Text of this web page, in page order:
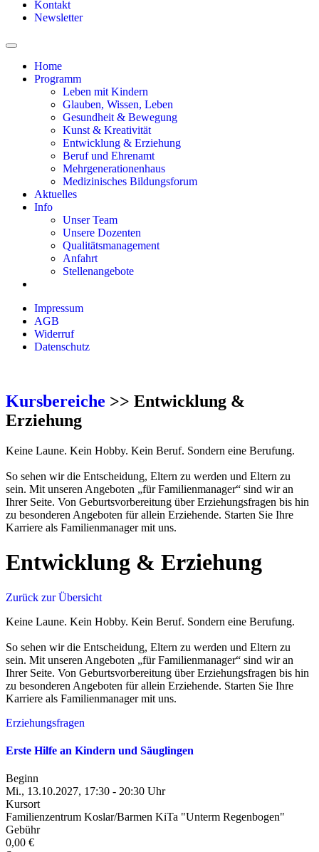
Kontakt
Newsletter
Home
Programm
Leben mit Kindern
Glauben, Wissen, Leben
Gesundheit & Bewegung
Kunst & Kreativität
Entwicklung & Erziehung
Beruf und Ehrenamt
Mehrgenerationenhaus
Medizinisches Bildungsforum
Aktuelles
Info
Unser Team
Unsere Dozenten
Qualitätsmanagement
Anfahrt
Stellenangebote
Impressum
AGB
Widerruf
Datenschutz
Kursbereiche >> Entwicklung &
Erziehung
Keine Laune. Kein Hobby. Kein Beruf. Sondern eine Berufung.
So sehen wir die Entscheidung, Eltern zu werden und Eltern zu
sein. Mit unseren Angeboten „für Familienmanager“ sind wir an
Ihrer Seite. Von Geburtsvorbereitung über Erziehungsfragen bis hin
zu besonderen Angeboten für allein Erziehende. Starten Sie Ihre
Karriere als Familienmanager mit uns.
Entwicklung & Erziehung
Zurück zur Übersicht
Keine Laune. Kein Hobby. Kein Beruf. Sondern eine Berufung.
So sehen wir die Entscheidung, Eltern zu werden und Eltern zu
sein. Mit unseren Angeboten „für Familienmanager“ sind wir an
Ihrer Seite. Von Geburtsvorbereitung über Erziehungsfragen bis hin
zu besonderen Angeboten für allein Erziehende. Starten Sie Ihre
Karriere als Familienmanager mit uns.
Erziehungsfragen
Erste Hilfe an Kindern und Säuglingen
Beginn
Mi., 13.10.2027, 17:30 - 20:30 Uhr
Kursort
Familienzentrum Koslar/Barmen KiTa "Unterm Regenbogen"
Gebühr
0,00 €